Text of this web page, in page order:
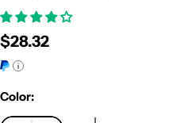
Regular
price
$28.32
Color: